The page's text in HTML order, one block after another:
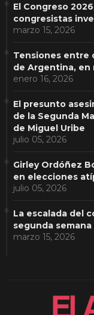
El Congreso
congresistas
marzo 15, 2026
Tensiones entre
de Argentina, en
enero 16, 2026
El presunto
de la Segunda
de Miguel Uribe
julio 05, 2026
Girley Ordóñez
en elecciones
julio 05, 2026
La escalada del
segunda
marzo 15, 2026